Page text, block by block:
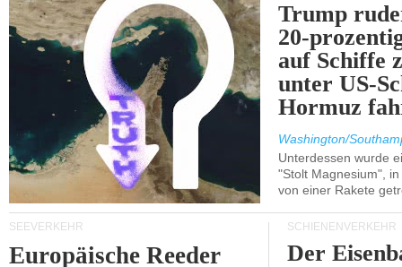
Trump
20-
auf Schiffe
unter US-
Hormuz
Washington/
Unterdessen wurde
"Stolt Magnesium",
von einer Rakete
SEEVERKEHR
Europäische Reeder
SCHIENENVERKEHR
Der